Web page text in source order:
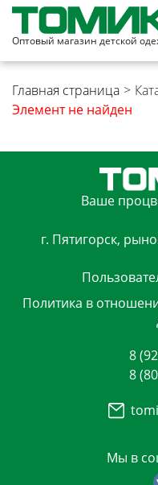
Оптовый магазин детской
Главная страница >
Элемент не найден
Ваше
г. Пятигорск,
Политика в
Мы в
8
8